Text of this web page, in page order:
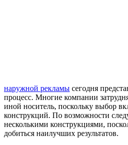
наружной рекламы сегодня
процесс. Многие компании
иной носитель, поскольку выбор
конструкций. По возможности
несколькими конструкциями,
добиться наилучших результатов.